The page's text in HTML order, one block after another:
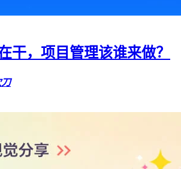
干，项目管理该谁来做？